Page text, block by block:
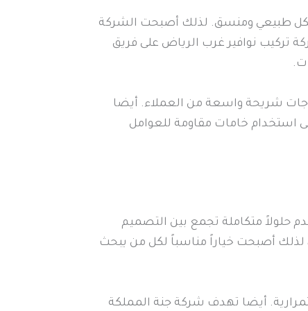
طبيعي ومنسق. لذلك أصبحت الشركة
تركيب نوافير غرب الرياض على فريق
شريحة واسعة من العملاء. أيضا
استخدام خامات مقاومة للعوامل
حلولاً متكاملة تجمع بين التصميم
لذلك أصبحت خياراً مناسباً لكل من يبحث
أيضا تهدف شركة جنة المملكة